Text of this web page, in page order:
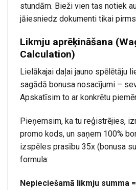
stundām. Bieži vien tas notiek
jāiesniedz dokumenti tikai
Likmju aprēķināšana
Calculation)
Lielākajai daļai jauno spēlētāju
sagādā bonusa nosacījumi –
Apskatīsim to ar konkrētu
Pieņemsim, ka tu reģistrējies,
promo kods, un saņem 100%
izspēles prasību 35x (bonusa
formula:
Nepieciešamā likmju summa